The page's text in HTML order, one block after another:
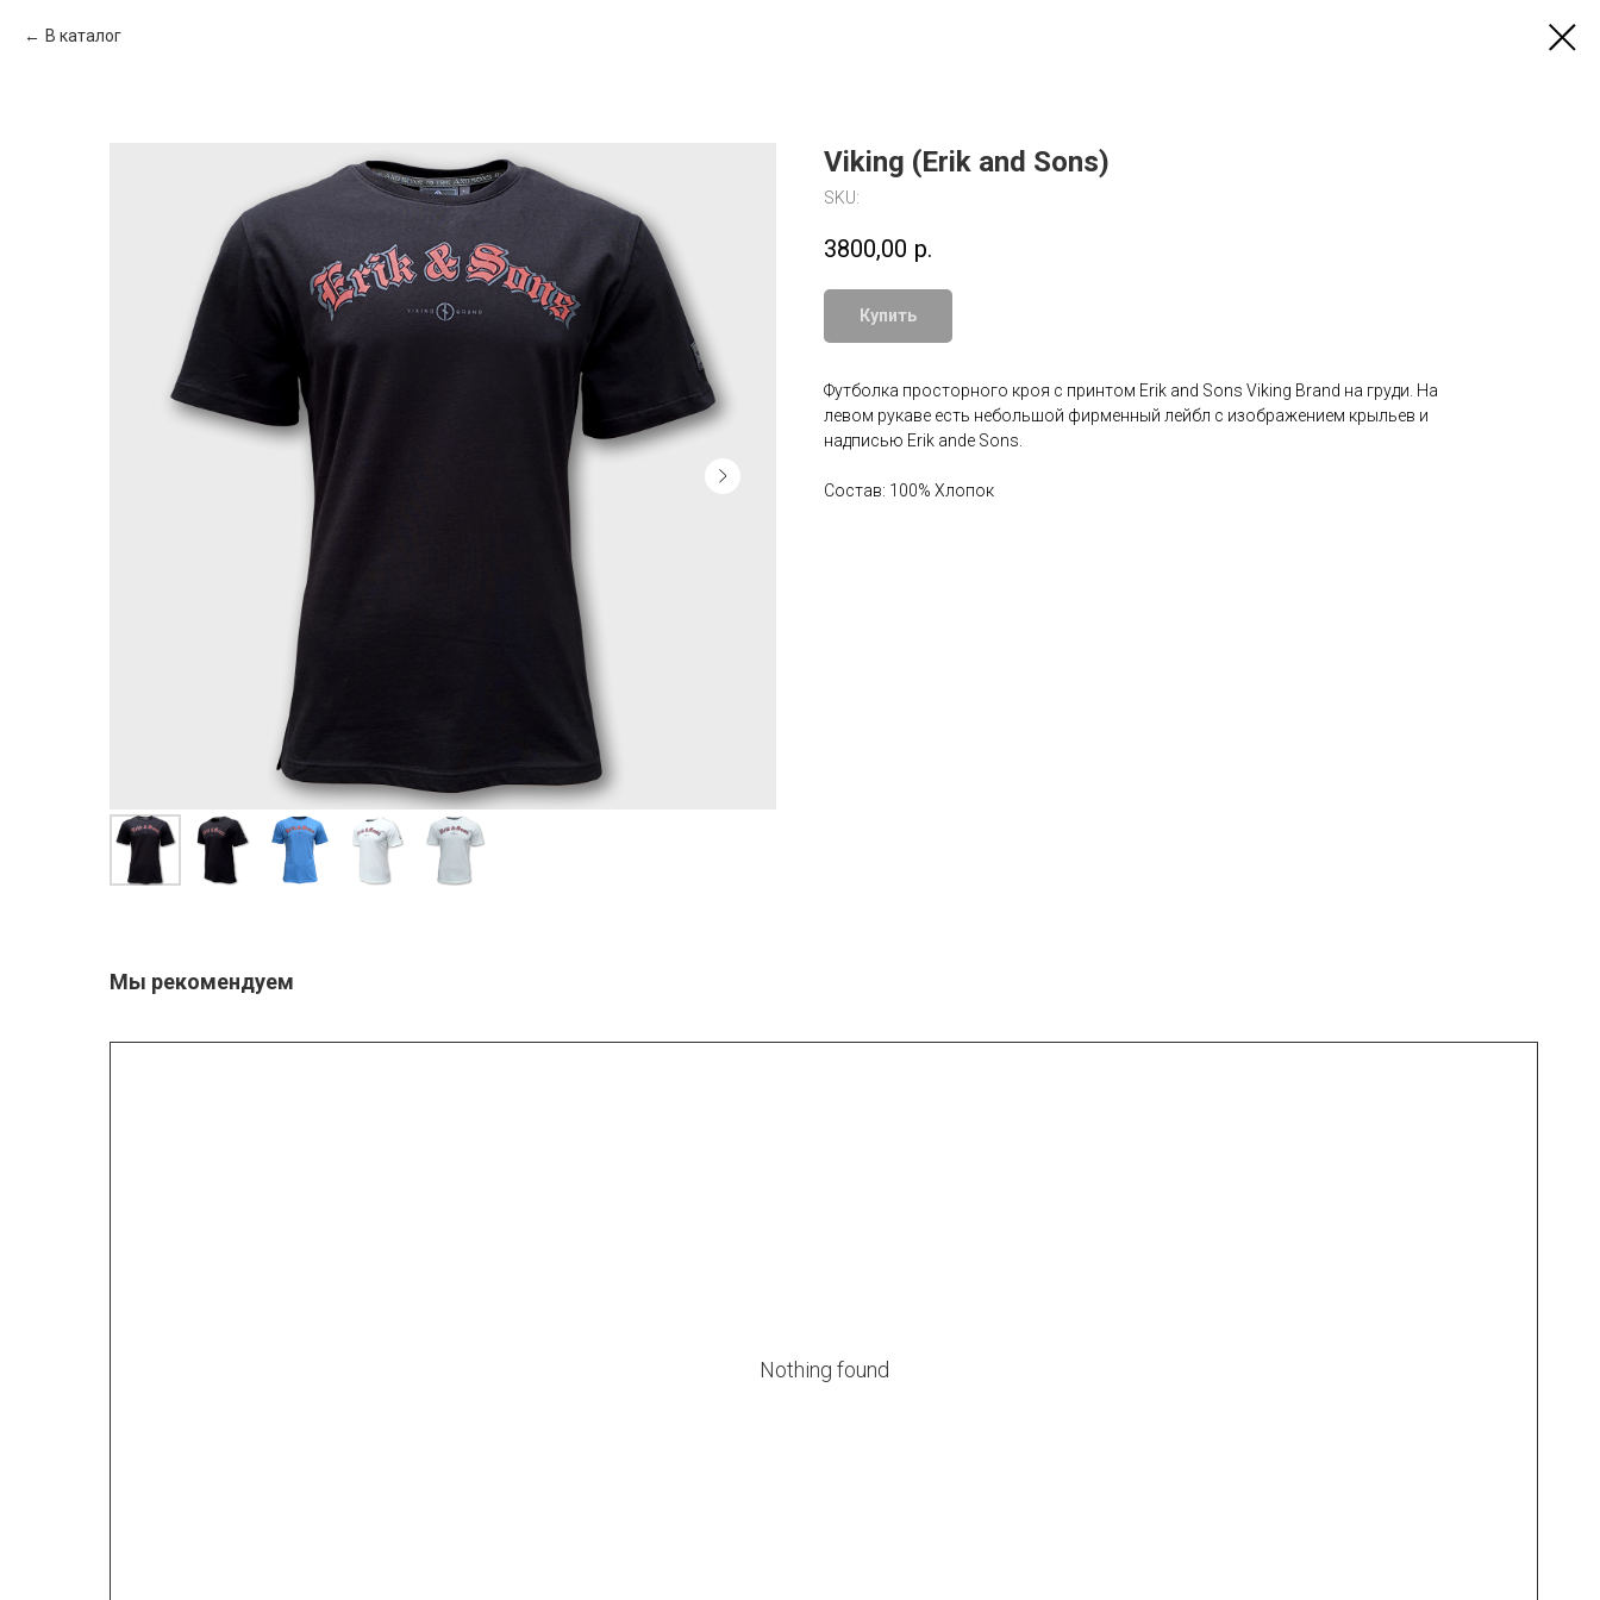
В каталог
Viking (Erik and Sons)
SKU:
3800,00 р.
Купить
Футболка просторного кроя с принтом Erik and Sons Viking Brand на груди. На
левом рукаве есть небольшой фирменный лейбл с изображением крыльев и
надписью Erik ande Sons.
Состав: 100% Хлопок
Мы рекомендуем
Nothing found